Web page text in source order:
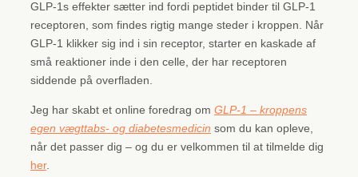
GLP-1s effekter sætter ind fordi peptidet binder til GLP-1
receptoren, som findes rigtig mange steder i kroppen. Når
GLP-1 klikker sig ind i sin receptor, starter en kaskade af
små reaktioner inde i den celle, der har receptoren
siddende på overfladen.
Jeg har skabt et online foredrag om GLP-1 – kroppens
egen vægttabs- og diabetesmedicin som du kan opleve,
når det passer dig – og du er velkommen til at tilmelde dig
her.